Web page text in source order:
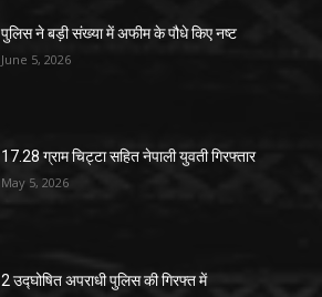
पुलिस ने बड़ी संख्या में अफीम के पौधे किए नष्ट
June 5, 2026
17.28 ग्राम चिट्टा सहित नेपाली युवती गिरफ्तार
May 5, 2026
2 उद्घोषित अपराधी पुलिस की गिरफ्त में